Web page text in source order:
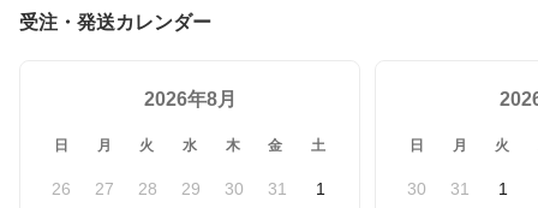
魚介類 セット 脂のり
受注・発送カレンダー
2026年8月
日 月 火 水 木 金 土
26 27 28 29 30 31 1
日 月 火
30 31 1